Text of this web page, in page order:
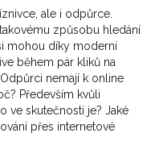
ale i odpůrce.
způsobu hledání
mohou díky moderní
během pár kliků na
nemají k online
Především kvůli
ve skutečnosti je? Jaké
přes internetové